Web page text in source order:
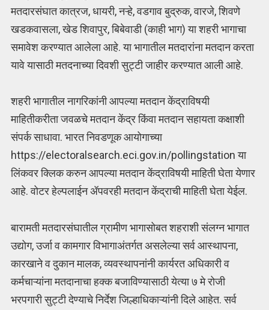
मतदारसंघात कात्रज, धायरी, नऱ्हे, वडगाव बुद्रुक, वारजे, शिवणे
खडकवासला, खेड शिवापुर, बिबेवाडी (काही भाग) या शहरी भागाचा
समावेश करण्यात आलेला आहे. या भागातील मतदारांना मतदान करता
यावे यासाठी मतदनाच्या दिवशी सुट्टी जाहीर करण्यात आली आहे.
शहरी भागातील नागरिकांनी आपल्या मतदान केंद्राविषयी
माहितीकरीता जवळचे मतदान केंद्र किंवा मतदान सहायता कक्षाशी
संपर्क साधावा. भारत निवडणूक आयोगाच्या
https://electoralsearch.eci.gov.in/pollingstation या
लिंकवर क्लिक करुन आपल्या मतदान केंद्राविषयी माहिती घेता येणार
आहे. वोटर हेल्पलाईन ॲपवरही मतदान केंद्राची माहिती घेता येईल.
बारामती मतदारसंघातील ग्रामीण भागासोबत शहराशी संलग्न भागात
उद्योग, उर्जा व कामगार विभागाअंतर्गत असलेल्या सर्व आस्थापना,
कारखाने व दुकान मालक, व्यवस्थापनांनी कार्यरत अधिकारी व
कर्मचाऱ्यांना मतदानाचा हक्क बजाविण्यासाठी येत्या ७ मे रोजी
भरपगारी सुट्टी देण्याचे निर्देश जिल्हाधिकाऱ्यांनी दिले आहेत. सर्व